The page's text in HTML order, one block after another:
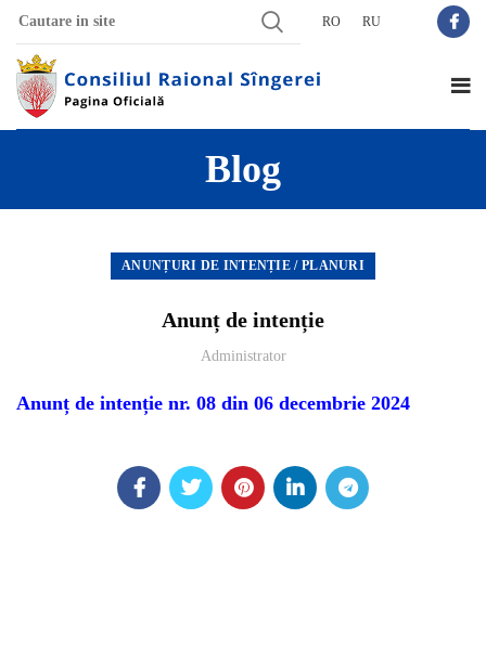
RO RU
Blog
ANUNȚURI DE INTENȚIE / PLANURI
Anunț de intenție
Administrator
Anunț de intenție nr. 08 din 06 decembrie 2024